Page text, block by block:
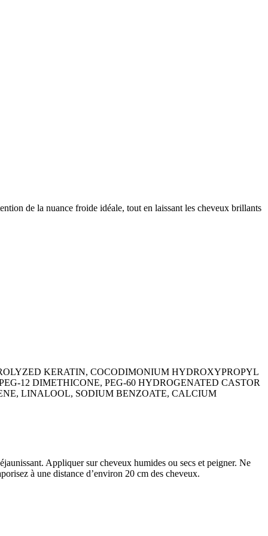
de la nuance froide idéale, tout en laissant les cheveux brillants
KERATIN, COCODIMONIUM HYDROXYPROPYL
12 DIMETHICONE, PEG-60 HYDROGENATED CASTOR
LINALOOL, SODIUM BENZOATE, CALCIUM
Appliquer sur cheveux humides ou secs et peigner. Ne
à une distance d’environ 20 cm des cheveux.